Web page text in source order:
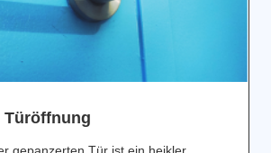
Türöffnung
gepanzerten Tür ist ein heikler